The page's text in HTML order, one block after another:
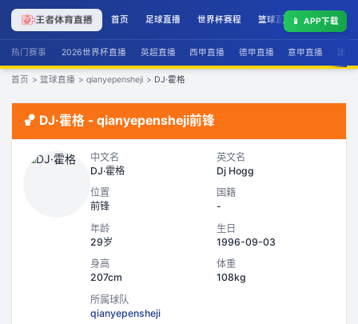
首页 足球直播 世界杯赛程 篮球直播 联赛积分
📱 APP下载
热门赛事 2026世界杯直播 英超直播 西甲直播 德甲直播 意甲直播 法甲
首页 > 篮球直播 > qianyepensheji > DJ·霍格
🏀 DJ·霍格 - qianyepensheji前锋
中文名
DJ·霍格
英文名
Dj Hogg
位置
前锋
国籍
-
年龄
29岁
生日
1996-09-03
身高
207cm
体重
108kg
所属球队
qianyepensheji